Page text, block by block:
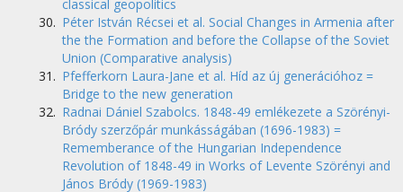
classical geopolitics
Péter István Récsei et al. Social Changes in Armenia after
the the Formation and before the Collapse of the Soviet
Union (Comparative analysis)
Pfefferkorn Laura-Jane et al. Híd az új generációhoz =
Bridge to the new generation
Radnai Dániel Szabolcs. 1848-49 emlékezete a Szörényi-
Bródy szerzőpár munkásságában (1696-1983) =
Rememberance of the Hungarian Independence
Revolution of 1848-49 in Works of Levente Szörényi and
János Bródy (1969-1983)